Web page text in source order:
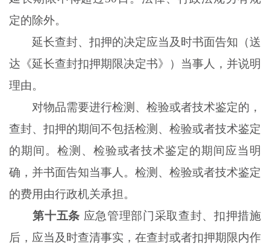
定的除外。
延长查封、扣押的决定应当及时书面告知（送
达《延长查封扣押期限决定书》）当事人，并说明
理由。
对物品需要进行检测、检验或者技术鉴定的，
查封、扣押的期间不包括检测、检验或者技术鉴定
的期间。检测、检验或者技术鉴定的期间应当明
确，并书面告知当事人。检测、检验或者技术鉴定
的费用由行政机关承担。
第十五条 应急管理部门采取查封、扣押措施
后，应当及时查清事实，在查封或者扣押期限内作